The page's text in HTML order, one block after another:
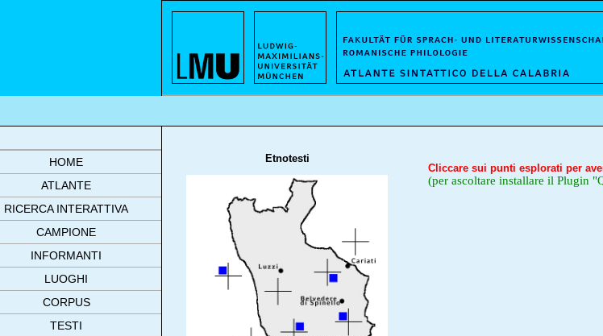
HOME
ATLANTE
RICERCA INTERATTIVA
CAMPIONE
INFORMANTI
LUOGHI
CORPUS
TESTI
Etnotesti
Cliccare sui punti esplorati per
(per ascoltare installare il Plugin